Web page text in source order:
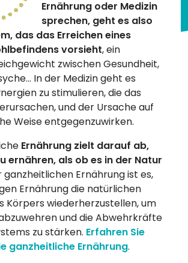
Ernährung oder Medizin
sprechen, geht es also
das das Erreichen eines
vorsieht, ein
zwischen Gesundheit,
In der Medizin geht es
zu stimulieren, die das
und der Ursache auf
Weise entgegenzuwirken.
Ernährung zielt darauf ab,
ernähren, als ob es in der Natur
ganzheitlichen Ernährung ist es,
Ernährung die natürlichen
Körpers wiederherzustellen, um
und die Abwehrkräfte
zu stärken. Erfahren Sie
ganzheitliche Ernährung.